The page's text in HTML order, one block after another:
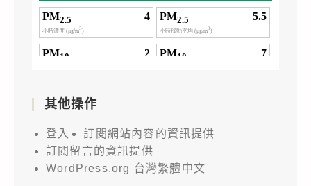
其他操作
登入
訂閱網站內容的資訊提供
訂閱留言的資訊提供
WordPress.org 台灣繁體中文